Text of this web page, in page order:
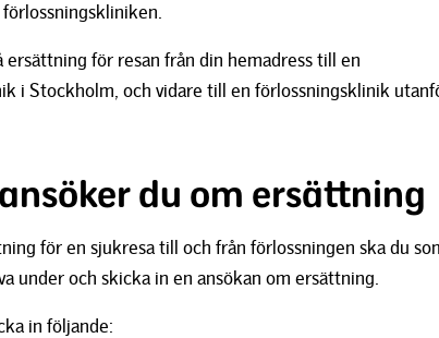
förlossningskliniken.
ersättning för resan från din hemadress till en
i Stockholm, och vidare till en förlossningsklinik
du om ersättning
för en sjukresa till och från förlossningen ska du
under och skicka in en ansökan om ersättning.
in följande: